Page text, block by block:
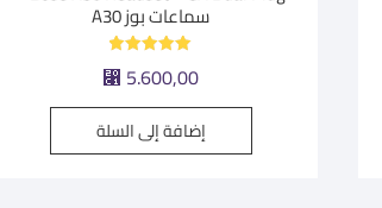
سماعات بوز A30
5.00
⃁ 5.600,00
إضافة إلى السلة